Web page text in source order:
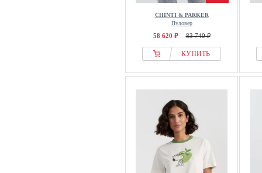
CHINTI & PARKER
Пуловер
58 620 ₽ 83 740 ₽
КУПИТЬ